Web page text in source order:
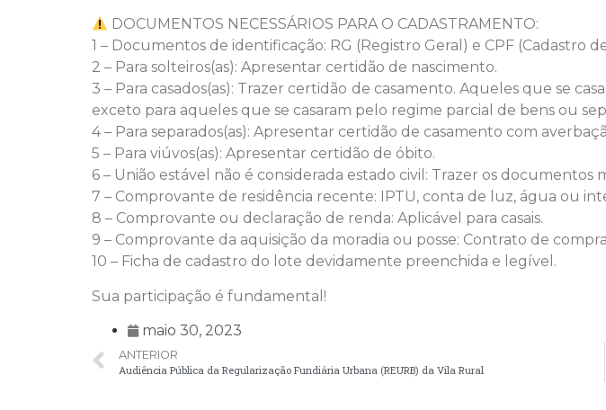
DOCUMENTOS NECESSÁRIOS PARA O CADASTRAMENTO:
1 – Documentos de identificação: RG (Registro Geral) e CPF (Cadastro
2 – Para solteiros(as): Apresentar certidão de nascimento.
3 – Para casados(as): Trazer certidão de casamento. Aqueles que se
exceto para aqueles que se casaram pelo regime parcial de bens ou
4 – Para separados(as): Apresentar certidão de casamento com
5 – Para viúvos(as): Apresentar certidão de óbito.
6 – União estável não é considerada estado civil: Trazer os documentos
7 – Comprovante de residência recente: IPTU, conta de luz, água ou
8 – Comprovante ou declaração de renda: Aplicável para casais.
9 – Comprovante da aquisição da moradia ou posse: Contrato de
10 – Ficha de cadastro do lote devidamente preenchida e legível.
Sua participação é fundamental!
maio 30, 2023
ANTERIOR
Audiência Pública da Regularização Fundiária Urbana (REURB) da Vila Rural